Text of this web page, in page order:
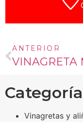
ANTERIOR
Vinagretas y